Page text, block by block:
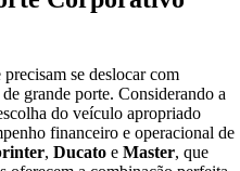
se deslocar com
grande porte. Considerando a
do veículo apropriado
financeiro e operacional de
, Ducato e Master, que